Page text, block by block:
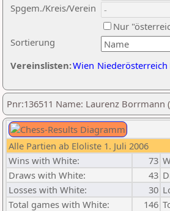
Sortierung
Spgem./Kreis/Verein
Nur
Vereinslisten:Wien Niederösterreich
Pnr:136511 Name: Laurenz Borrmann (
Alle Partien ab Eloliste 1. Juli 2006
Wins with White:
73
Draws with White:
43
Losses with White:
30
Total games with White:
146